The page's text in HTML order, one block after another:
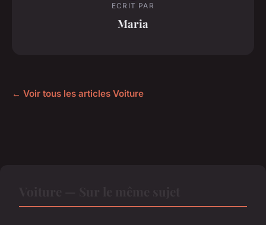
ECRIT PAR
Maria
← Voir tous les articles Voiture